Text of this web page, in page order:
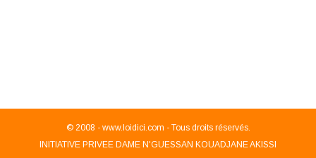
© 2008 - www.loidici.com - Tous droits réservés.
INITIATIVE PRIVEE DAME N'GUESSAN KOUADJANE AKISSI